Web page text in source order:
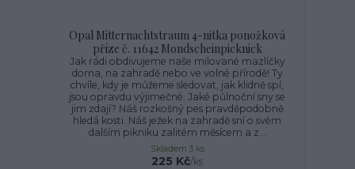
Opal Mitternachtstraum 4-nitka ponožková
příze č. 11642 Mondscheinpicknick
Jak rádi obdivujeme naše milované mazlíčky
doma, na zahradě nebo ve volné přírodě! Ty
chvíle, kdy je můžeme sledovat, jak klidně spí,
jsou opravdu výjimečné. Jaké půlnoční sny se
jim zdají? Náš rozkošný pes pravděpodobně
hledá kosti. Náš ježek na zahradě sní o svém
dalším pikniku zalitém měsícem a z...
225 Kč/ks
Skladem 3 ks